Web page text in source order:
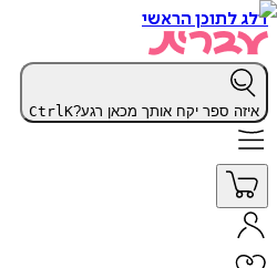
דלג לתוכן הראשי
איזה ספר יקח אותך מכאן רגע? CtrlK